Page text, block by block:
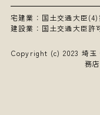
宅建業：国土交通大臣
建設業：国土交通大臣許
Copyright (c) 2023 埼玉
務店